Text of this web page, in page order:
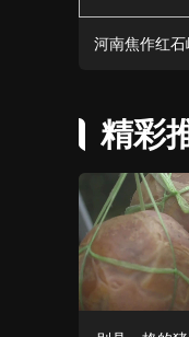
河南焦作红石
精彩